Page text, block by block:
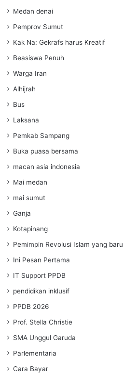
Medan denai
Pemprov Sumut
Kak Na: Gekrafs harus Kreatif
Beasiswa Penuh
Warga Iran
Alhijrah
Bus
Laksana
Pemkab Sampang
Buka puasa bersama
macan asia indonesia
Mai medan
mai sumut
Ganja
Kotapinang
Pemimpin Revolusi Islam yang baru
Ini Pesan Pertama
IT Support PPDB
pendidikan inklusif
PPDB 2026
Prof. Stella Christie
SMA Unggul Garuda
Parlementaria
Cara Bayar